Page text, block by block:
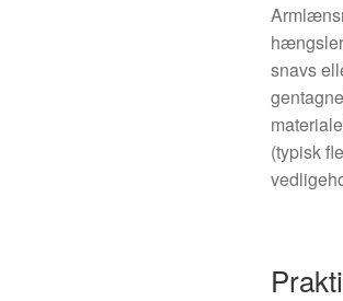
snavs
(typisk